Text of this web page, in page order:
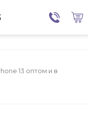
13 оптом и в